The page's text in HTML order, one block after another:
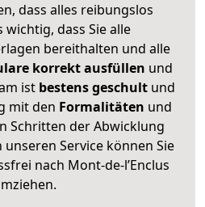
dass alles reibungslos
wichtig, dass Sie alle
bereithalten und alle
korrekt ausfüllen und
ist bestens geschult und
mit den Formalitäten und
Schritten der Abwicklung
Service können Sie
nach Mont-de-l’Enclus